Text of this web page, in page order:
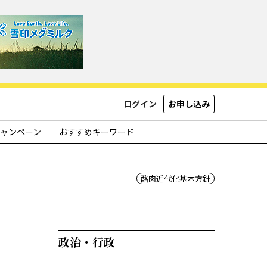
ログイン お申し込み
ンペーン おすすめキーワード
酪肉近代化基本方針
政治・行政​